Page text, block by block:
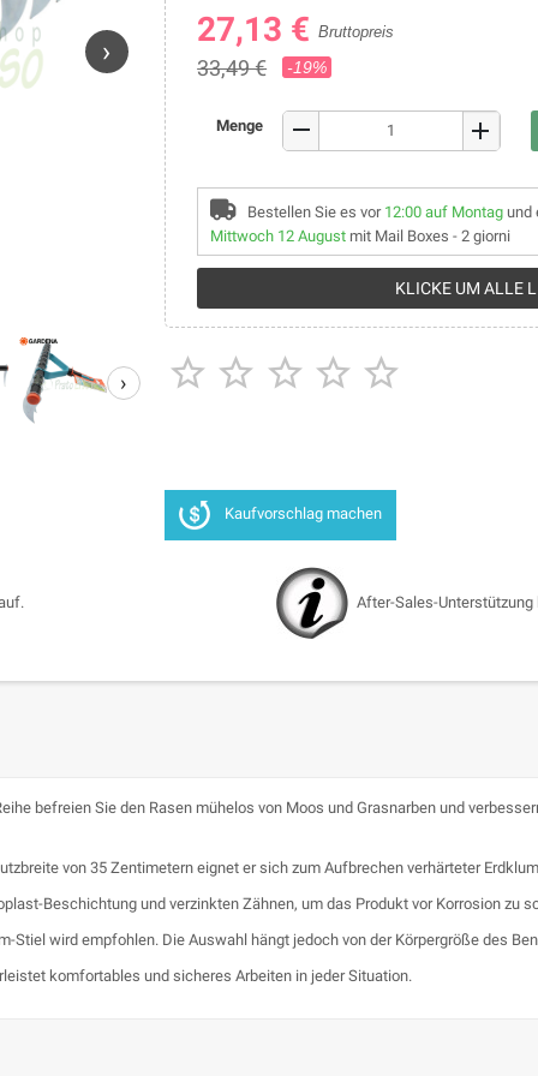
›
›
27,13 € Bruttopreis
33,49 € -19%
Menge remove add
Bestellen Sie es vor 12:00 auf Montag und
Mittwoch 12 August mit Mail Boxes - 2 giorni
KLICKE UM ALLE
    
Kaufvorschlag machen
After-Sales-
befreien Sie den Rasen mühelos von Moos und Grasnarben und
von 35 Zentimetern eignet er sich zum Aufbrechen verhärteter
Beschichtung und verzinkten Zähnen, um das Produkt vor Korrosion zu
Stiel wird empfohlen. Die Auswahl hängt jedoch von der Körpergröße des
komfortables und sicheres Arbeiten in jeder Situation.